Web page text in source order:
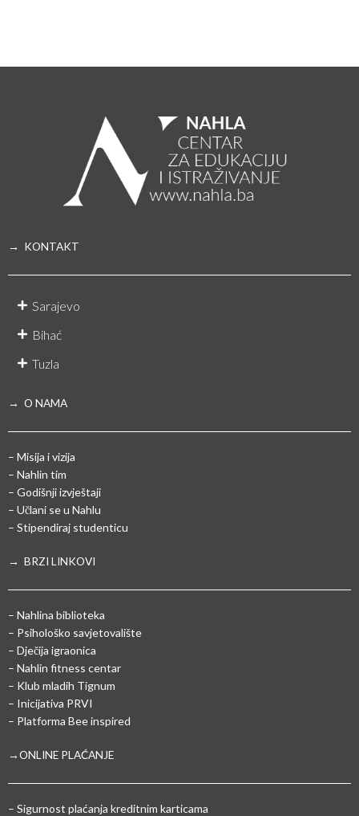
→ KONTAKT
Sarajevo
Bihać
Tuzla
→ O NAMA
– Misija i vizija
– Nahlin tim
– Godišnji izvještaji
– Učlani se u Nahlu
– Stipendiraj studenticu
→ BRZI LINKOVI
– Nahlina biblioteka
– Psihološko savjetovalište
– Dječija igraonica
– Nahlin fitness centar
– Klub mladih Tignum
– Inicijativa PRVI
– Platforma Bee inspired
→ONLINE PLAĆANJE
– Sigurnost plaćanja kreditnim karticama